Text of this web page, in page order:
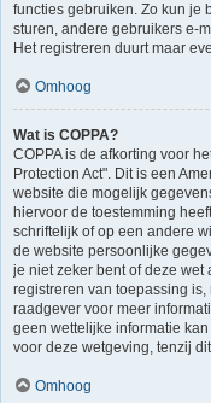
functies gebruiken. Zo kun je
sturen, andere gebruikers e-
Het registreren duurt maar
Omhoog
Wat is COPPA?
COPPA is de afkorting voor
Protection Act". Dit is een
website die mogelijk
hiervoor de toestemming
schriftelijk of op een andere
de website persoonlijke
je niet zeker bent of deze wet
registreren van toepassing
raadgever voor meer
geen wettelijke informatie
voor deze wetgeving, tenzij
Omhoog